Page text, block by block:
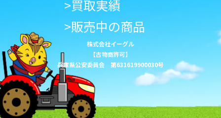
>買取実績
>販売中の商品
株式会社イーグル
【古物商許可】
兵庫県公安委員会 第631619900030号